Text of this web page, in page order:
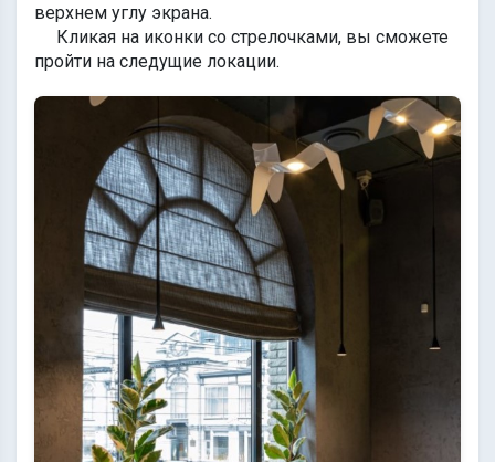
верхнем углу экрана.
Кликая на иконки со стрелочками, вы сможете
пройти на следущие локации.